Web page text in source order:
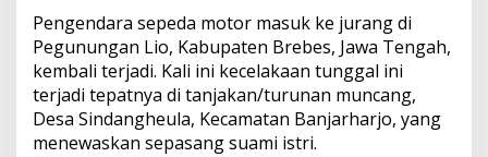
Pengendara sepeda motor masuk ke jurang di
Pegunungan Lio, Kabupaten Brebes, Jawa Tengah,
kembali terjadi. Kali ini kecelakaan tunggal ini
terjadi tepatnya di tanjakan/turunan muncang,
Desa Sindangheula, Kecamatan Banjarharjo, yang
menewaskan sepasang suami istri.